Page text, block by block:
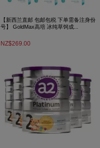
【新西兰直邮 包邮包税 下单需备注身份
号】 GoldMax高培 冰纯草饲成...
NZ$269.00